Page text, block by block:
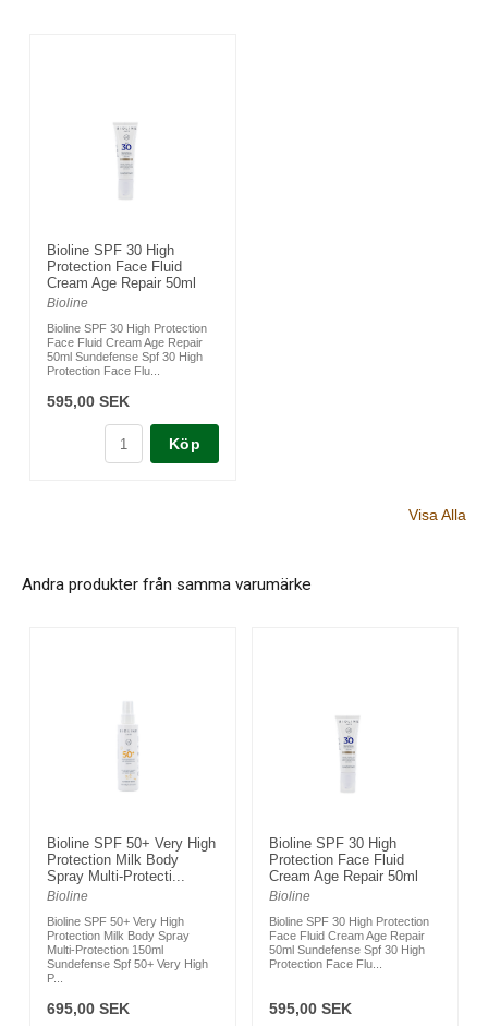
Bioline SPF 30 High
Protection Face Fluid
Cream Age Repair 50ml
Bioline
Bioline SPF 30 High Protection
Face Fluid Cream Age Repair
50ml Sundefense Spf 30 High
Protection Face Flu...
595,00 SEK
Köp
Visa Alla
Andra produkter från samma varumärke
Bioline SPF 50+ Very High
Protection Milk Body
Spray Multi-Protecti...
Bioline
Bioline SPF 50+ Very High
Protection Milk Body Spray
Multi-Protection 150ml
Sundefense Spf 50+ Very High
P...
695,00 SEK
Bioline SPF 30 High
Protection Face Fluid
Cream Age Repair 50ml
Bioline
Bioline SPF 30 High Protection
Face Fluid Cream Age Repair
50ml Sundefense Spf 30 High
Protection Face Flu...
595,00 SEK